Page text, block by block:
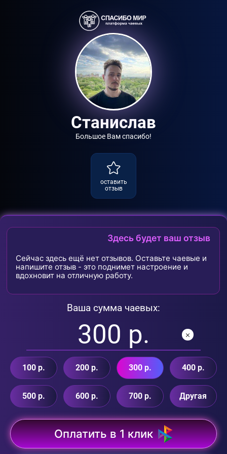
Станислав
Большое Вам спасибо!
оставить
отзыв
Здесь будет ваш отзыв
Сейчас здесь ещё нет отзывов. Оставьте чаевые и
напишите отзыв - это поднимет настроение и
вдохновит на отличную работу.
Ваша сумма чаевых:
100 р. 200 р. 300 р. 400 р.
500 р. 600 р. 700 р. Другая
Оплатить в 1 клик